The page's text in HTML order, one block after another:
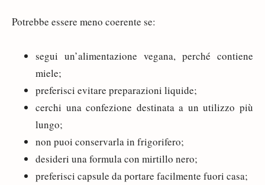
Potrebbe essere meno coerente se:
segui un’alimentazione vegana, perché contiene
miele;
preferisci evitare preparazioni liquide;
cerchi una confezione destinata a un utilizzo più
lungo;
non puoi conservarla in frigorifero;
desideri una formula con mirtillo nero;
preferisci capsule da portare facilmente fuori casa;